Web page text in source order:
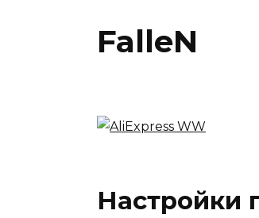
FalleN
Настройки